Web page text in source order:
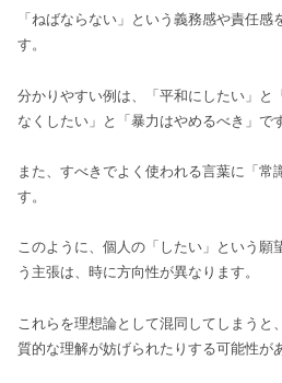
「ねばならない」という義務感や責任
す。
分かりやすい例は、「平和にしたい」と
なくしたい」と「暴力はやめるべき」で
また、すべきでよく使われる言葉に「常
す。
このように、個人の「したい」という願
う主張は、時に方向性が異なります。
これらを理想論として混同してしまうと
質的な理解が妨げられたりする可能性が